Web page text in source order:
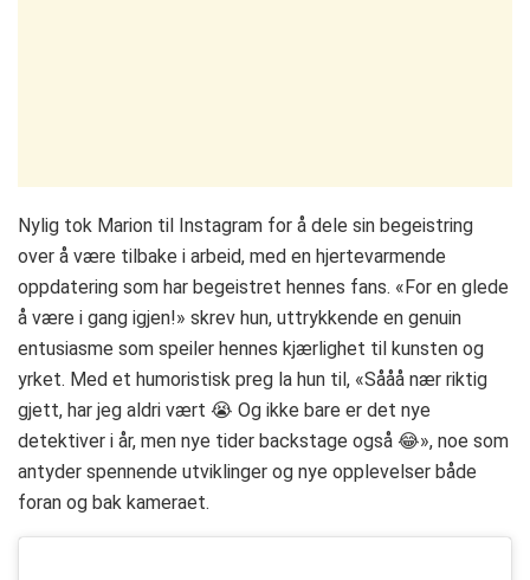
Nylig tok Marion til Instagram for å dele sin begeistring
over å være tilbake i arbeid, med en hjertevarmende
oppdatering som har begeistret hennes fans. «For en glede
å være i gang igjen!» skrev hun, uttrykkende en genuin
entusiasme som speiler hennes kjærlighet til kunsten og
yrket. Med et humoristisk preg la hun til, «Sååå nær riktig
gjett, har jeg aldri vært 😭 Og ikke bare er det nye
detektiver i år, men nye tider backstage også 😂», noe som
antyder spennende utviklinger og nye opplevelser både
foran og bak kameraet.